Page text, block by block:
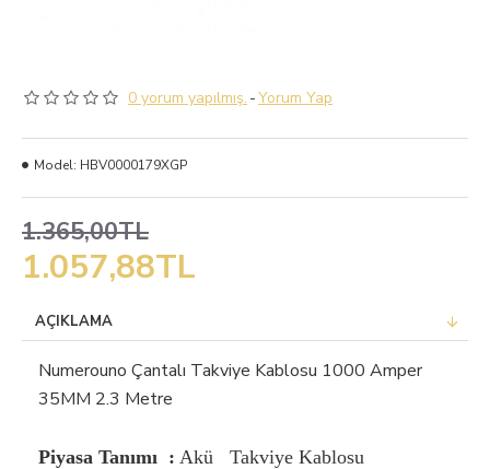
0 yorum yapılmış. -Yorum Yap
1.057,88TL
1.365,00TL
Model: HBV0000179XGP
AÇIKLAMA
Numerouno Çantalı Takviye Kablosu 1000 Amper
35MM 2.3 Metre
Piyasa Tanımı : Akü Takviye Kablosu